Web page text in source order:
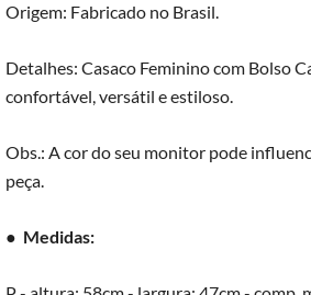
Origem: Fabricado no Brasil.
Detalhes: Casaco Feminino com Bolso
confortável, versátil e estiloso.
Obs.: A cor do seu monitor pode
peça.
● Medidas: